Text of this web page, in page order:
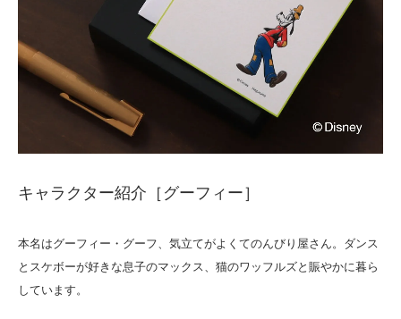
キャラクター紹介［グーフィー］
本名はグーフィー・グーフ、気立てがよくてのんびり屋さん。ダンス
とスケボーが好きな息子のマックス、猫のワッフルズと賑やかに暮ら
しています。